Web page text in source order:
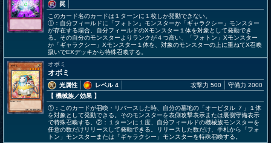
罠
このカード名のカードは１ターンに１枚しか発動できない。
①：自分フィールドに「フォトン」モンスターか「ギャラクシー」モンスター
が存在する場合、自分フィールドのXモンスター１体を対象として発動でき
る。その自分のモンスターよりランクが４つ高い、「フォトン」Xモンスター
か「ギャラクシー」Xモンスター１体を、対象のモンスターの上に重ねてX召喚
扱いでEXデッキから特殊召喚する。
オボミ
オボミ
光属性
レベル 4
【 機械族／効果 】
攻撃力 500 守備力 2000
①：このカードが召喚・リバースした時、自分の墓地の「オービタル ７」１体
を対象として発動できる。そのモンスターを表側攻撃表示または裏側守備表示
で特殊召喚する。②：１ターンに１度、自分フィールドの機械族モンスターを
任意の数だけリリースして発動できる。リリースした数だけ、手札から「フォ
トン」モンスターまたは「ギャラクシー」モンスターを特殊召喚する。